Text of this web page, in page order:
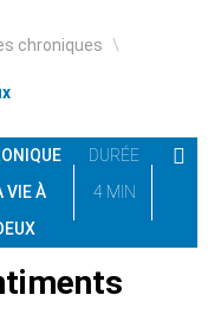
chroniques \
VIE À
DURÉE
4 MIN